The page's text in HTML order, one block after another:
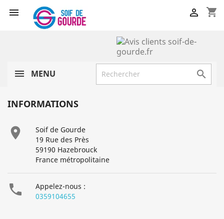
 shopping_cart

MENU 
INFORMATIONS

Soif de Gourde
19 Rue des Près
59190 Hazebrouck
France métropolitaine

Appelez-nous :
0359104655